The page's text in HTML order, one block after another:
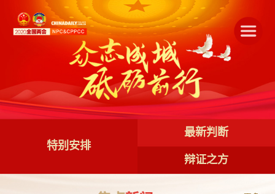
特别安排
最新判断
辩证之方